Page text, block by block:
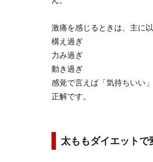
激痛を感じるときは、主に
構え過ぎ
力み過ぎ
動き過ぎ
感覚で言えば「気持ちいい
正解です。
太ももダイエットで